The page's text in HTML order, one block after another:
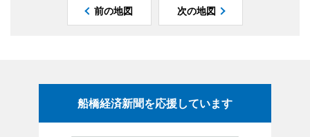
前の地図 次の地図
船橋経済新聞を応援しています